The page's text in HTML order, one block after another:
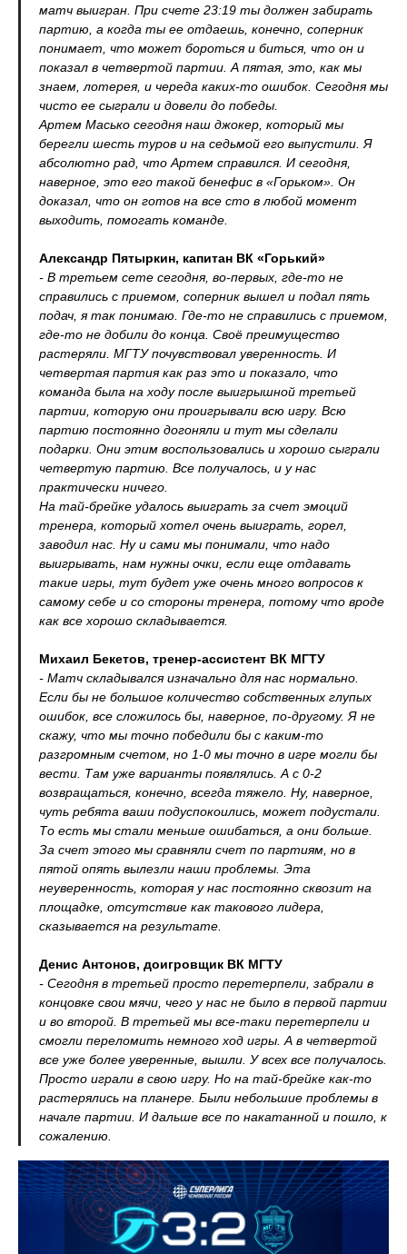
матч выигран. При счете 23:19 ты должен забирать
партию, а когда ты ее отдаешь, конечно, соперник
понимает, что может бороться и биться, что он и
показал в четвертой партии. А пятая, это, как мы
знаем, лотерея, и череда каких-то ошибок. Сегодня мы
чисто ее сыграли и довели до победы.
Артем Масько сегодня наш джокер, который мы
берегли шесть туров и на седьмой его выпустили. Я
абсолютно рад, что Артем справился. И сегодня,
наверное, это его такой бенефис в «Горьком». Он
доказал, что он готов на все сто в любой момент
выходить, помогать команде.
Александр Пятыркин, капитан ВК «Горький»
- В третьем сете сегодня, во-первых, где-то не
справились с приемом, соперник вышел и подал пять
подач, я так понимаю. Где-то не справились с приемом,
где-то не добили до конца. Своё преимущество
растеряли. МГТУ почувствовал уверенность. И
четвертая партия как раз это и показало, что
команда была на ходу после выигрышной третьей
партии, которую они проигрывали всю игру. Всю
партию постоянно догоняли и тут мы сделали
подарки. Они этим воспользовались и хорошо сыграли
четвертую партию. Все получалось, и у нас
практически ничего.
На тай-брейке удалось выиграть за счет эмоций
тренера, который хотел очень выиграть, горел,
заводил нас. Ну и сами мы понимали, что надо
выигрывать, нам нужны очки, если еще отдавать
такие игры, тут будет уже очень много вопросов к
самому себе и со стороны тренера, потому что вроде
как все хорошо складывается.
Михаил Бекетов, тренер-ассистент ВК МГТУ
- Матч складывался изначально для нас нормально.
Если бы не большое количество собственных глупых
ошибок, все сложилось бы, наверное, по-другому. Я не
скажу, что мы точно победили бы с каким-то
разгромным счетом, но 1-0 мы точно в игре могли бы
вести. Там уже варианты появлялись. А с 0-2
возвращаться, конечно, всегда тяжело. Ну, наверное,
чуть ребята ваши подуспокоились, может подустали.
То есть мы стали меньше ошибаться, а они больше.
За счет этого мы сравняли счет по партиям, но в
пятой опять вылезли наши проблемы. Эта
неуверенность, которая у нас постоянно сквозит на
площадке, отсутствие как такового лидера,
сказывается на результате.
Денис Антонов, доигровщик ВК МГТУ
- Сегодня в третьей просто перетерпели, забрали в
концовке свои мячи, чего у нас не было в первой партии
и во второй. В третьей мы все-таки перетерпели и
смогли переломить немного ход игры. А в четвертой
все уже более уверенные, вышли. У всех все получалось.
Просто играли в свою игру. Но на тай-брейке как-то
растерялись на планере. Были небольшие проблемы в
начале партии. И дальше все по накатанной и пошло, к
сожалению.